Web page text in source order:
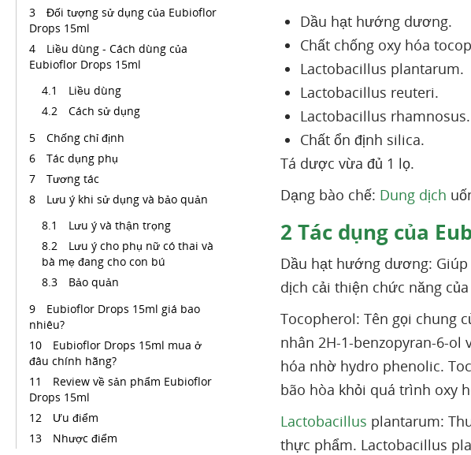
Đối tượng sử dụng của Eubioflor
Drops 15ml
Liều dùng - Cách dùng của
Eubioflor Drops 15ml
Liều dùng
Cách sử dụng
Chống chỉ định
Tác dụng phụ
Tương tác
Lưu ý khi sử dụng và bảo quản
Lưu ý và thận trọng
Lưu ý cho phụ nữ có thai và
bà mẹ đang cho con bú
Bảo quản
Eubioflor Drops 15ml giá bao
nhiêu?
Eubioflor Drops 15ml mua ở
đâu chính hãng?
Review về sản phẩm Eubioflor
Drops 15ml
Ưu điểm
Nhược điểm
Dầu hạt hướng dương.
Chất chống oxy hóa
Lactobacillus plantarum.
Lactobacillus reuteri.
Lactobacillus rhamnosus.
Chất ổn định silica.
Tá dược vừa đủ 1 lọ.
Dạng bào chế: Dung dịch
2 Tác dụng của
Dầu hạt hướng dương:
dịch cải thiện chức năng
Tocopherol: Tên gọi chung
nhân 2H-1-benzopyran-6-ol
hóa nhờ hydro phenolic.
bão hòa khỏi quá trình oxy
Lactobacillus plantarum:
thực phẩm. Lactobacillus